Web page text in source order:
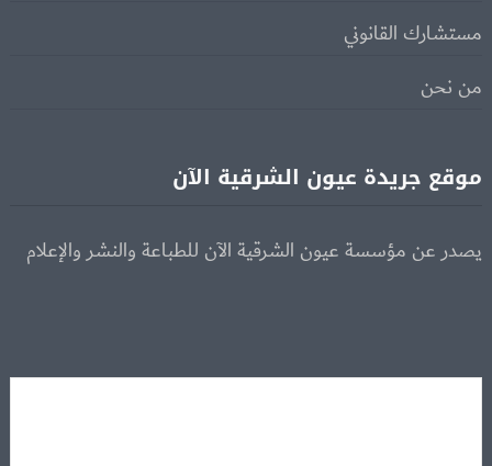
مستشارك القانوني
من نحن
موقع جريدة عيون الشرقية الآن
يصدر عن مؤسسة عيون الشرقية الآن للطباعة والنشر والإعلام